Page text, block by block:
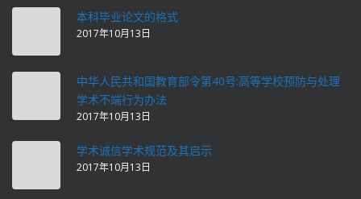
本科毕业论文的格式
2017年10月13日
中华人民共和国教育部令第40号:高等学校预防与处理
学术不端行为办法
2017年10月13日
学术诚信学术规范及其启示
2017年10月13日